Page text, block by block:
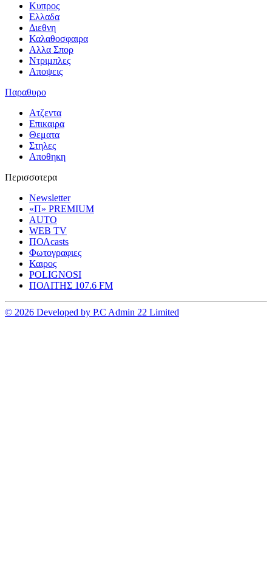
Κυπρος
Ελλαδα
Διεθνη
Καλαθοσφαιρα
Αλλα Σπορ
Ντριμπλες
Αποψεις
Παραθυρο
Ατζεντα
Επικαιρα
Θεματα
Στηλες
Αποθηκη
Περισσοτερα
Newsletter
«Π» PREMIUM
AUTO
WEB TV
ΠΟΛcasts
Φωτογραφιες
Καιρος
POLIGNOSI
ΠΟΛΙΤΗΣ 107.6 FM
© 2026 Developed by P.C Admin 22 Limited